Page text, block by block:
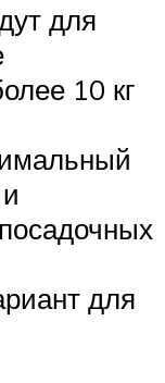
для
10 кг
для